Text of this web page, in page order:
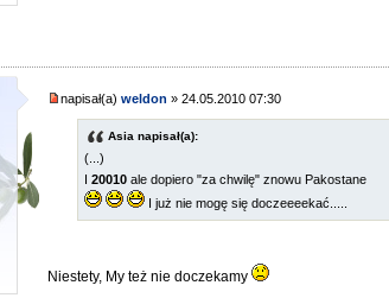
napisał(a)weldon » 24.05.2010 07:30
Asia napisał(a):
(...)
I20010 ale dopiero "za chwilę" znowu Pakostane
I już nie mogę się doczeeeekać.....
Niestety, My też nie doczekamy